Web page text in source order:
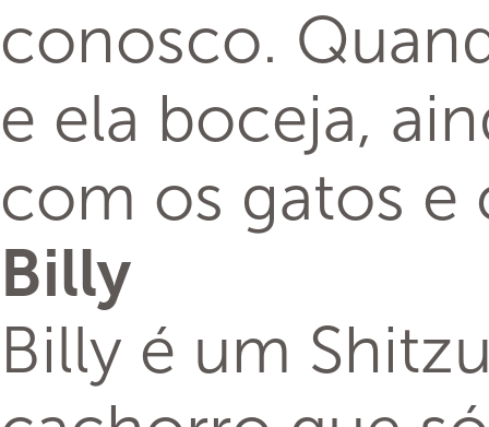
conosco.
e ela boceja,
com os gatos e
Billy
Billy é um